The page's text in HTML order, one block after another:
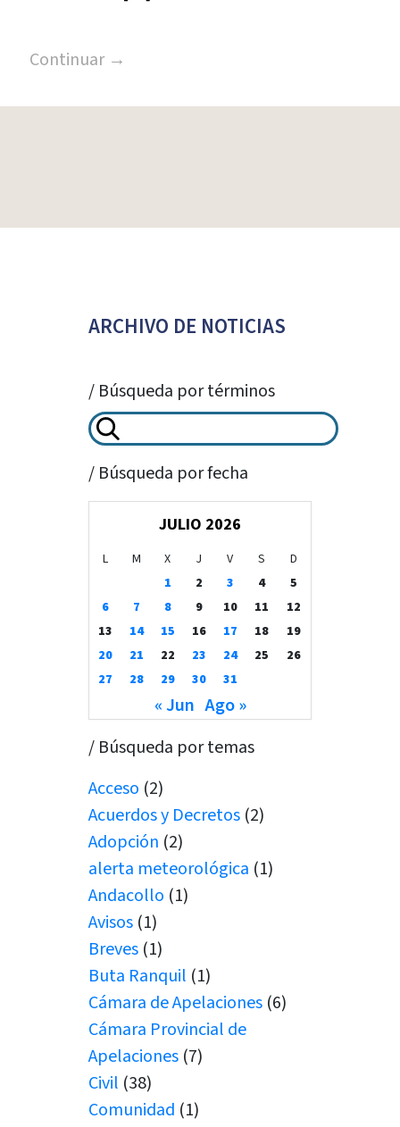
Continuar →
ARCHIVO DE NOTICIAS
/ Búsqueda por términos
/ Búsqueda por fecha
JULIO 2026
L M X J V S
D
1
2 3 4
5
6
7 8 9 10 11
12
13
14 15 16 17 18
19
20
21 22 23 24 25
26
27
28 29 30 31
« Jun Ago »
/ Búsqueda por temas
Acceso (2)
Acuerdos y Decretos (2)
Adopción (2)
alerta meteorológica (1)
Andacollo (1)
Avisos (1)
Breves (1)
Buta Ranquil (1)
Cámara de Apelaciones (6)
Cámara Provincial de
Apelaciones (7)
Civil (38)
Comunidad (1)